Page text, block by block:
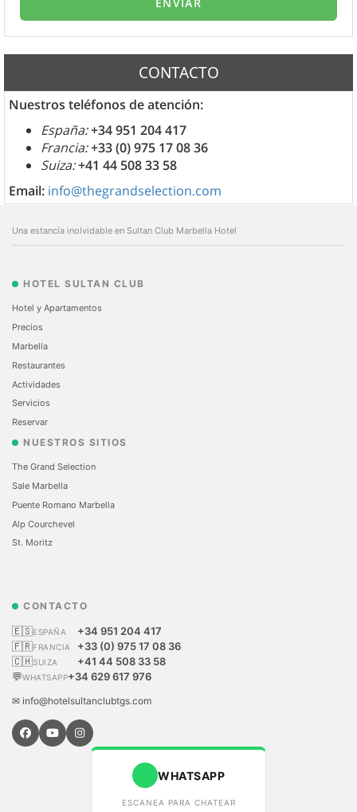
CONTACTO
Nuestros teléfonos de atención:
España:+34 951 204 417
Francia:+33 (0) 975 17 08 36
Suiza:+41 44 508 33 58
Email: info@thegrandselection.com
Una estancía inolvidable en Sultan Club Marbella Hotel
HOTEL SULTAN CLUB
Hotel y Apartamentos
Precios
Marbella
Restaurantes
Actividades
Servicios
Reservar
NUESTROS SITIOS
The Grand Selection
Sale Marbella
Puente Romano Marbella
Alp Courchevel
St. Moritz
CONTACTO
🇪🇸ESPAÑA
+34 951 204 417
🇫🇷FRANCIA
+33 (0) 975 17 08 36
🇨🇭SUIZA
+41 44 508 33 58
💬WHATSAPP+34 629 617 976
✉ info@hotelsultanclubtgs.com
WHATSAPP
ESCANEA PARA CHATEAR